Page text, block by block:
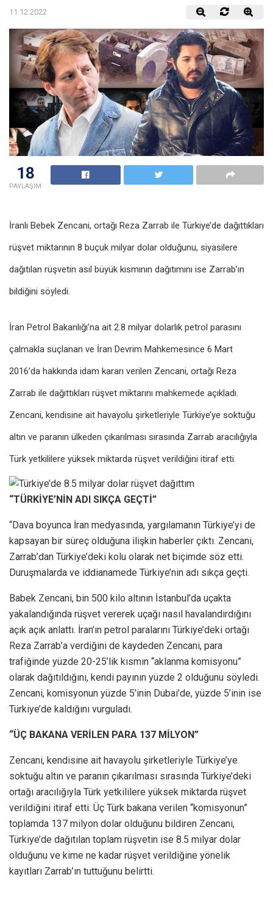
11.12.2022
18
PAYLAŞIM
İranlı Bebek Zencani, ortağı Reza Zarrab ile Türkiye’de dağıttıkları
rüşvet miktarının 8 buçuk milyar dolar olduğunu, siyasilere
dağıtılan rüşvetin asıl büyük kısmının dağıtımını ise Zarrab’ın
bildiğini söyledi.
İran Petrol Bakanlığı’na ait 2.8 milyar dolarlık petrol parasını
çalmakla suçlanan ve İran Devrim Mahkemesince 6 Mart
2016’da hakkında idam kararı verilen Zencani, ortağı Reza
Zarrab ile dağıttıkları rüşvet miktarını mahkemede açıkladı.
Zencani, kendisine ait havayolu şirketleriyle Türkiye’ye soktuğu
altın ve paranın ülkeden çıkarılması sırasında Zarrab aracılığıyla
Türk yetkililere yüksek miktarda rüşvet verildiğini itiraf etti.
“TÜRKİYE’NİN ADI SIKÇA GEÇTİ”
“Dava boyunca İran medyasında, yargılamanın Türkiye’yi de
kapsayan bir süreç olduğuna ilişkin haberler çıktı. Zencani,
Zarrab’dan Türkiye’deki kolu olarak net biçimde söz etti.
Duruşmalarda ve iddianamede Türkiye’nin adı sıkça geçti.
Babek Zencani, bin 500 kilo altının İstanbul’da uçakta
yakalandığında rüşvet vererek uçağı nasıl havalandırdığını
açık açık anlattı. İran’ın petrol paralarını Türkiye’deki ortağı
Reza Zarrab’a verdiğini de kaydeden Zencani, para
trafiğinde yüzde 20-25’lik kısmın “aklanma komisyonu”
olarak dağıtıldığını, kendi payının yüzde 2 olduğunu söyledi.
Zencani, komisyonun yüzde 5’inin Dubai’de, yüzde 5’inin ise
Türkiye’de kaldığını vurguladı.
“ÜÇ BAKANA VERİLEN PARA 137 MİLYON”
Zencani, kendisine ait havayolu şirketleriyle Türkiye’ye
soktuğu altın ve paranın çıkarılması sırasında Türkiye’deki
ortağı aracılığıyla Türk yetkililere yüksek miktarda rüşvet
verildiğini itiraf etti. Üç Türk bakana verilen “komisyonun”
toplamda 137 milyon dolar olduğunu bildiren Zencani,
Türkiye’de dağıtılan toplam rüşvetin ise 8.5 milyar dolar
olduğunu ve kime ne kadar rüşvet verildiğine yönelik
kayıtları Zarrab’ın tuttuğunu belirtti.